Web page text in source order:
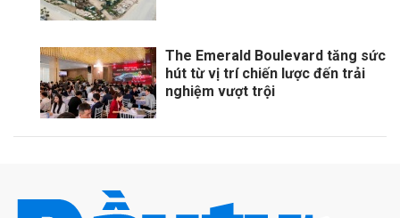
The Emerald Boulevard tăng sức
hút từ vị trí chiến lược đến trải
nghiệm vượt trội